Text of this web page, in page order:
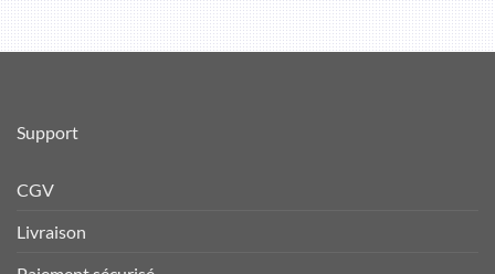
Support
CGV
Livraison